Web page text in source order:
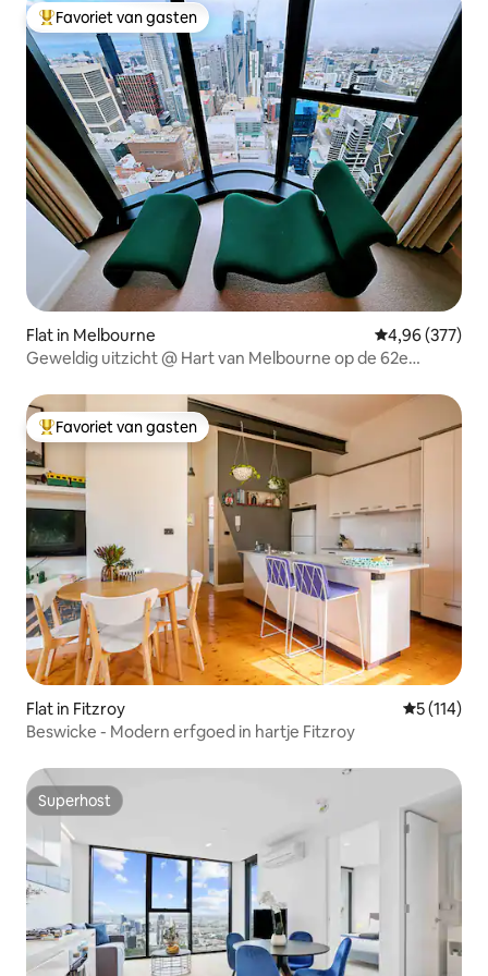
Topfavoriet van gasten
Favoriet van gasten
Flat in Melbourne Gemiddelde
4,96 (377)
Geweldig uitzicht @ Hart van Melbourne op de 62e
Topfavoriet van gasten
Favoriet van gasten
Flat in Fitzroy
5 (114)
Beswicke - Modern erfgoed in hartje Fitzroy
Superhost
Superhost